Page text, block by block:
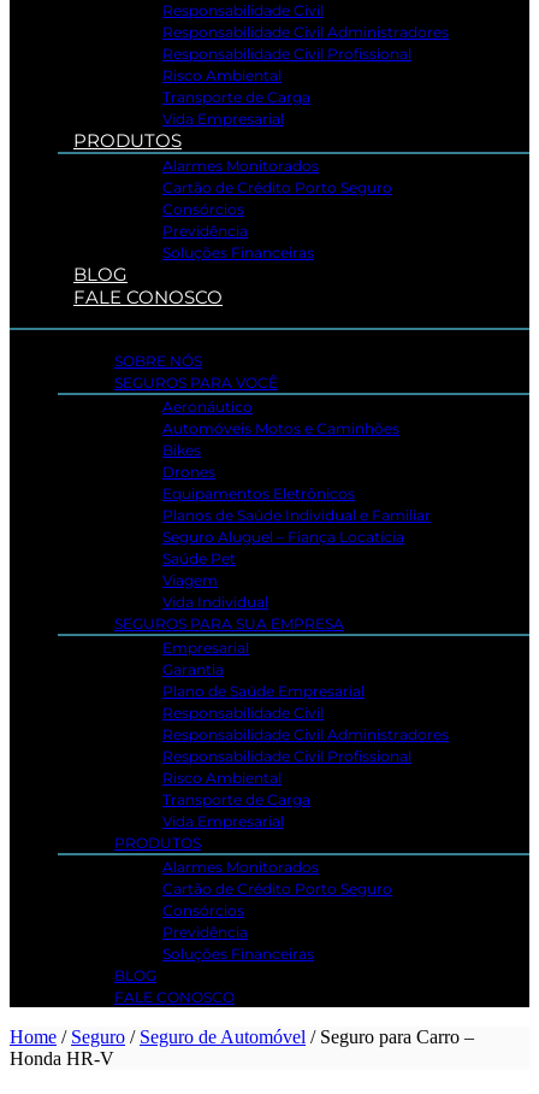
Responsabilidade Civil
Responsabilidade Civil Administradores
Responsabilidade Civil Profissional
Risco Ambiental
Transporte de Carga
Vida Empresarial
PRODUTOS
Alarmes Monitorados
Cartão de Crédito Porto Seguro
Consórcios
Previdência
Soluções Financeiras
BLOG
FALE CONOSCO
SOBRE NÓS
SEGUROS PARA VOCÊ
Aeronáutico
Automóveis Motos e Caminhões
Bikes
Drones
Equipamentos Eletrônicos
Planos de Saúde Individual e Familiar
Seguro Aluguel – Fiança Locatícia
Saúde Pet
Viagem
Vida Individual
SEGUROS PARA SUA EMPRESA
Empresarial
Garantia
Plano de Saúde Empresarial
Responsabilidade Civil
Responsabilidade Civil Administradores
Responsabilidade Civil Profissional
Risco Ambiental
Transporte de Carga
Vida Empresarial
PRODUTOS
Alarmes Monitorados
Cartão de Crédito Porto Seguro
Consórcios
Previdência
Soluções Financeiras
BLOG
FALE CONOSCO
Home / Seguro / Seguro de Automóvel /Seguro para Carro –
Honda HR-V